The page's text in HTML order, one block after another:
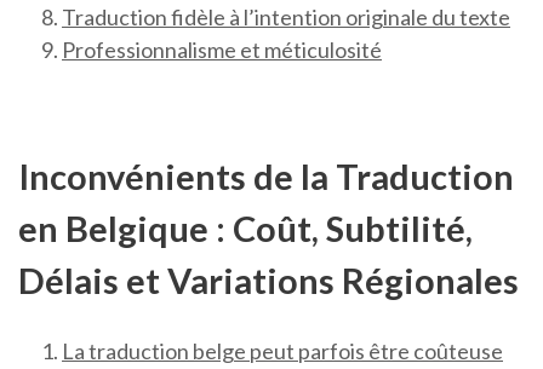
Traduction fidèle à l’intention originale du texte
Professionnalisme et méticulosité
Inconvénients de la Traduction
en Belgique : Coût, Subtilité,
Délais et Variations Régionales
La traduction belge peut parfois être coûteuse